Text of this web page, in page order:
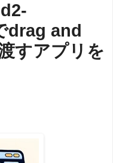
drag and
すアプリを